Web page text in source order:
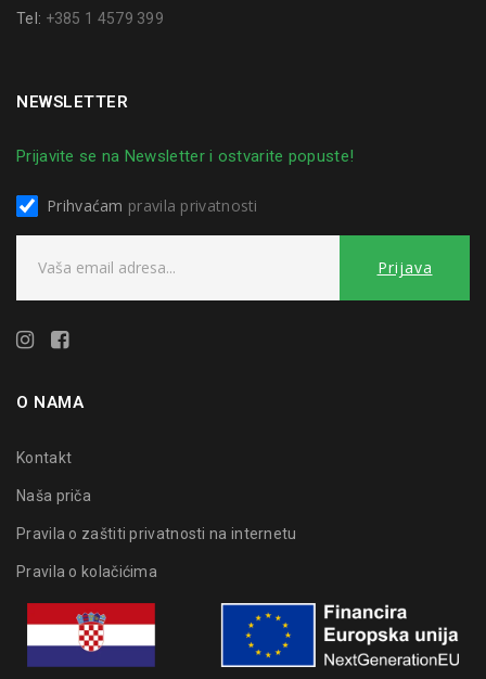
Tel: +385 1 4579 399
NEWSLETTER
Prijavite se na Newsletter i ostvarite popuste!
Prihvaćam pravila privatnosti
O NAMA
Kontakt
Naša priča
Pravila o zaštiti privatnosti na internetu
Pravila o kolačićima